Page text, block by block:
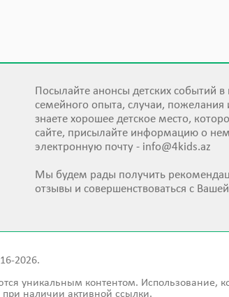
Посылайте анонсы детских событий в
семейного опыта, случаи, пожелания
знаете хорошее детское место,
сайте, присылайте информацию о
электронную почту - info@4kids.az
Мы будем рады получить
отзывы и совершенствоваться с
2026.
уникальным контентом. Использование,
наличии активной ссылки.